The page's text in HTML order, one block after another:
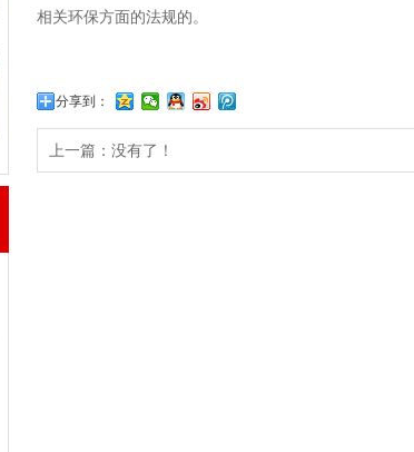
相关环保方面的法规的。
分享到：
上一篇：没有了！